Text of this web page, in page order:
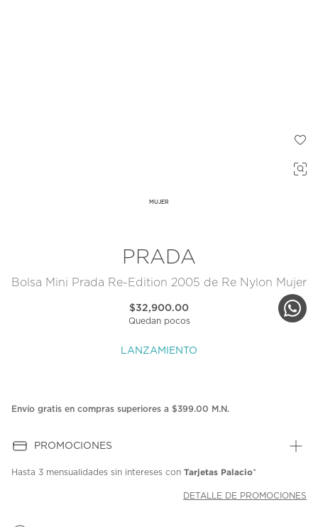
MUJER
PRADA
Bolsa Mini Prada Re-Edition 2005 de Re Nylon Mujer
$32,900.00
Quedan pocos
LANZAMIENTO
Envío gratis en compras superiores a $399.00 M.N.
PROMOCIONES
Hasta 3 mensualidades sin intereses con Tarjetas Palacio*
DETALLE DE PROMOCIONES